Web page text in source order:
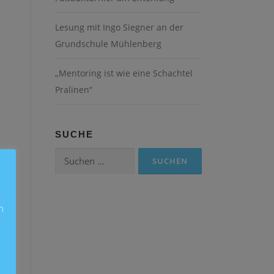
Lesung mit Ingo Siegner an der
Grundschule Mühlenberg
„Mentoring ist wie eine Schachtel
Pralinen“
SUCHE
Suchen